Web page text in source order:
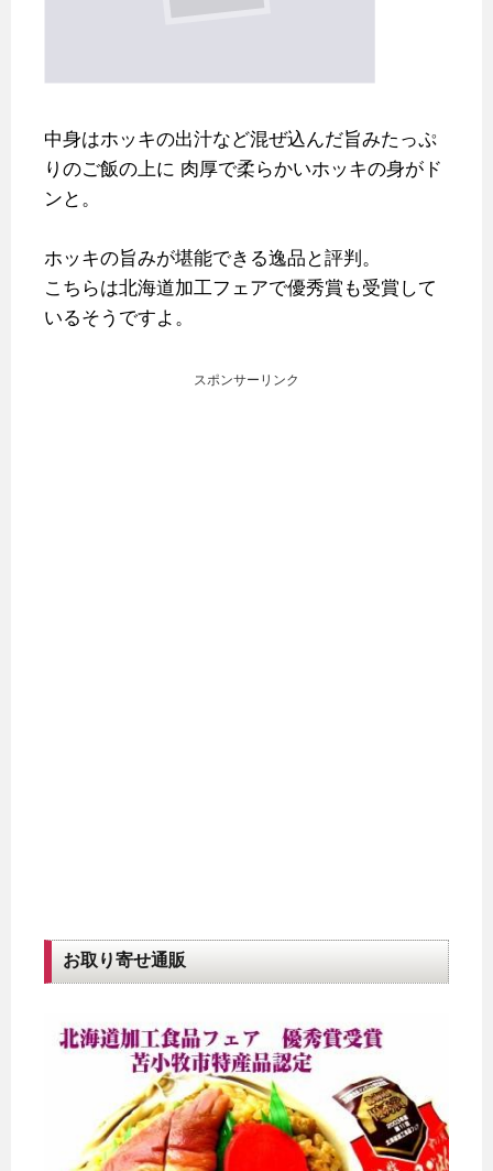
中身はホッキの出汁など混ぜ込んだ旨みたっぷ
りのご飯の上に 肉厚で柔らかいホッキの身がド
ンと。
ホッキの旨みが堪能できる逸品と評判。
こちらは北海道加工フェアで優秀賞も受賞して
いるそうですよ。
スポンサーリンク
お取り寄せ通販